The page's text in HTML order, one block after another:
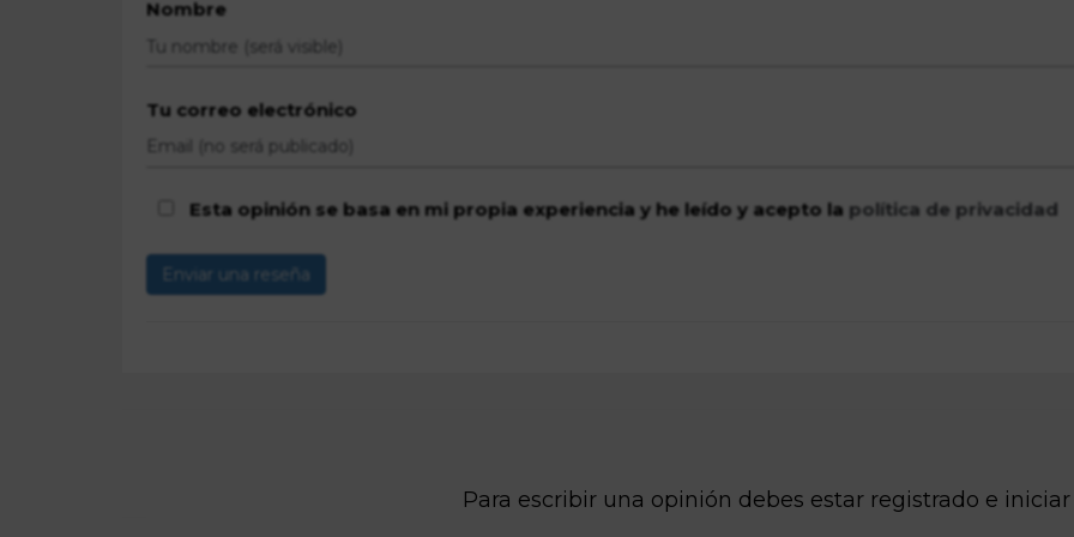
Para escribir una opinión debes estar registrado e iniciar
Nombre
Tu correo electrónico
Esta opinión se basa en mi propia experiencia y he leído y acepto la política de privacidad
Enviar una reseña